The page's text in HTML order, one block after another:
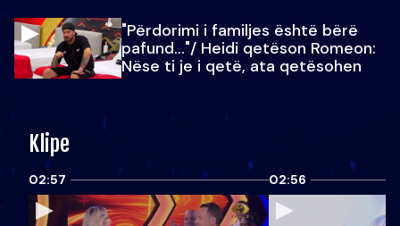
"Përdorimi i familjes është bërë
pafund…"/ Heidi qetëson Romeon:
Nëse ti je i qetë, ata qetësohen
Klipe
02:57 02:56